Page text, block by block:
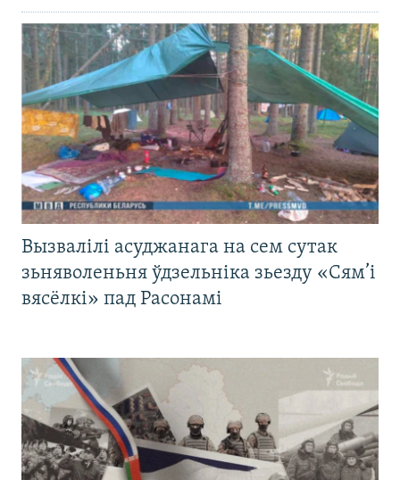
Вызвалілі асуджанага на сем сутак
зьняволеньня ўдзельніка зьезду «Сям’і
вясёлкі» пад Расонамі